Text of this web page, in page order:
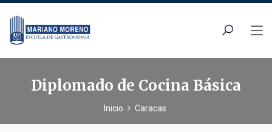
Diplomado de Cocina Básica
Inicio Caracas